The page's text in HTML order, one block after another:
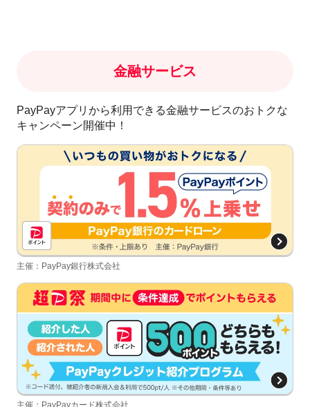
金融サービス
PayPayアプリから利用できる金融サービスのおトクな
キャンペーン開催中！
主催：PayPay銀行株式会社
主催：PayPayカード株式会社